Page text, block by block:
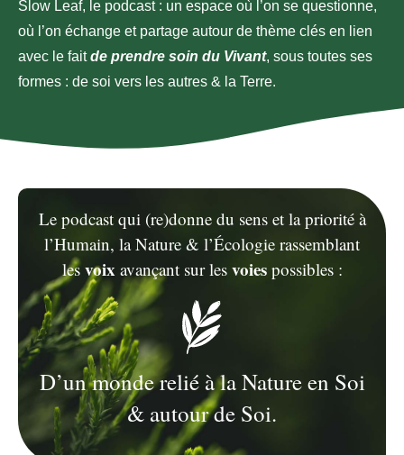
Slow Leaf, le podcast : un espace où l’on se questionne,
où l’on échange et partage autour de thème clés en lien
avec le faitde prendre soin du Vivant, sous toutes ses
formes : de soi vers les autres & la Terre.
Le podcast qui (re)donne du sens et la priorité à
l’Humain, la Nature & l’Écologie rassemblant
les voix avançant sur les voies possibles :
D’un monde relié à la Nature en Soi
& autour de Soi.